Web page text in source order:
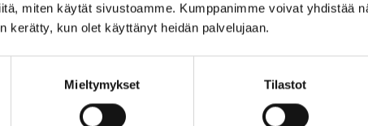
miten käytät sivustoamme. Kumppanimme voivat yhdistää
kerätty, kun olet käyttänyt heidän palvelujaan.
Mieltymykset Tilastot